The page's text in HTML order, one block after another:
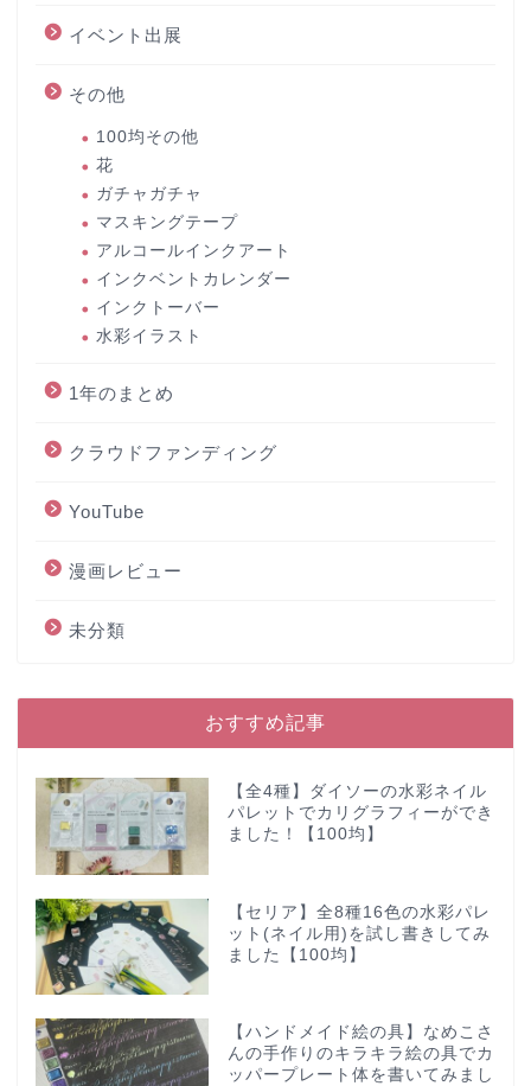
イベント出展
その他
100均その他
花
ガチャガチャ
マスキングテープ
アルコールインクアート
インクベントカレンダー
インクトーバー
水彩イラスト
1年のまとめ
クラウドファンディング
YouTube
漫画レビュー
未分類
おすすめ記事
【全4種】ダイソーの水彩ネイル
パレットでカリグラフィーができ
ました！【100均】
【セリア】全8種16色の水彩パレ
ット(ネイル用)を試し書きしてみ
ました【100均】
【ハンドメイド絵の具】なめこさ
んの手作りのキラキラ絵の具でカ
ッパープレート体を書いてみまし